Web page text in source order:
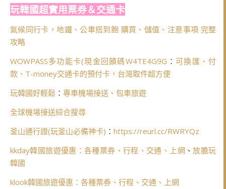
玩韓國超實用票券＆交通卡
氣候同行卡，地鐵、公車搭到飽 購買、儲值、注意事項 完整
攻略
WOWPASS多功能卡(現金回饋碼W4TE4G9G ：可換匯、付
款、T-money交通卡的預付卡，台灣取件超方便
玩韓國好輕鬆 ： 專車機場接送、包車旅遊
全球機場接送綜合搜尋
釜山通行證(玩釜山必備神卡) ： https://reurl.cc/RWRYQz
kkday韓國旅遊優惠：各種票券、行程、交通、上網 、放膽玩
韓國
klook韓國旅遊優惠：各種票券、行程、交通、上網